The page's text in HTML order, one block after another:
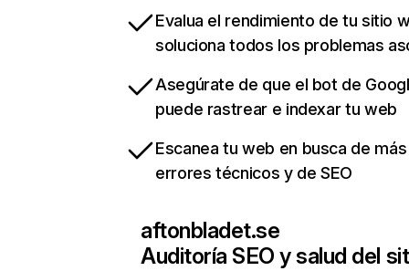
Evalua el rendimiento de tu sitio
soluciona todos los problemas
Asegúrate de que el bot de
puede rastrear e indexar tu web
Escanea tu web en busca de
errores técnicos y de SEO
aftonbladet.se
Auditoría SEO y salud del